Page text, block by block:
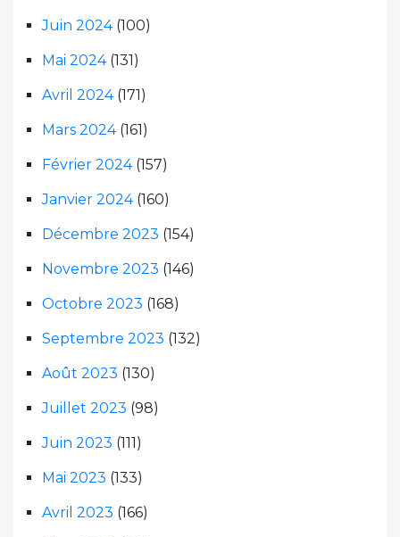
Juin 2024(100)
Mai 2024(131)
Avril 2024(171)
Mars 2024(161)
Février 2024(157)
Janvier 2024(160)
Décembre 2023 (154)
Novembre 2023 (146)
Octobre 2023 (168)
Septembre 2023 (132)
Août 2023 (130)
Juillet 2023 (98)
Juin 2023 (111)
Mai 2023 (133)
Avril 2023 (166)